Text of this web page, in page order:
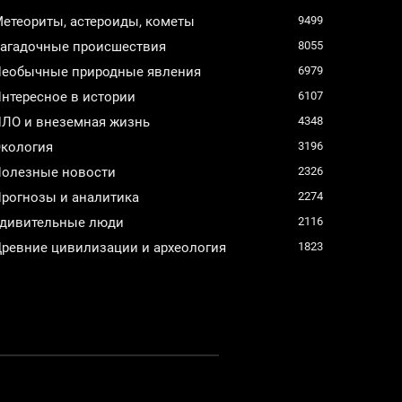
астероиды, кометы 9499
происшествия 8055
природные явления 6979
в истории 6107
и внеземная жизнь 4348
3196
новости 2326
и аналитика 2274
люди 2116
цивилизации и археология 1823